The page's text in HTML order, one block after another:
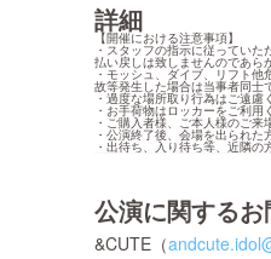
詳細
【開催における注意事項】
・スタッフの指示に従ってい
払い戻しは致しませんのであら
・モッシュ、ダイブ、リフト他
故等発生した場合は当事者同士
・過度な場所取り行為はご遠慮
・お手荷物はロッカーをご利用
・ご購入者様、ご本人様のご来
・公演終了後、会場を出られた
・出待ち、入り待ち等、近隣の
公演に関する
&CUTE（